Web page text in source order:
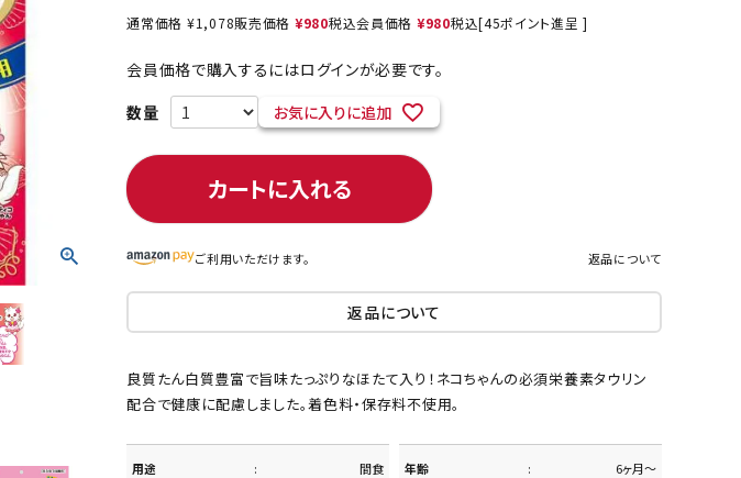
まとめ買いでオトク！！ ネコポス対象商品一覧
通常価格 ¥1,078販売価格 ¥980税込会員価格 ¥980税込[45ポイント進呈 ]
会員価格で購入するにはログインが必要です。
お気に入りに追加
カートに入れる
ご利用いただけます。 返品について
返品について
良質たん白質豊富で旨味たっぷりなほたて入り！ネコちゃんの必須栄養素タウリン
配合で健康に配慮しました。着色料・保存料不使用。
用途 間食 年齢 6ヶ月～